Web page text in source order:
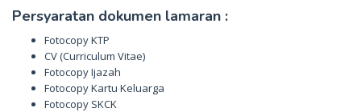
Persyaratan dokumen lamaran :
Fotocopy KTP
CV (Curriculum Vitae)
Fotocopy Ijazah
Fotocopy Kartu Keluarga
Fotocopy SKCK